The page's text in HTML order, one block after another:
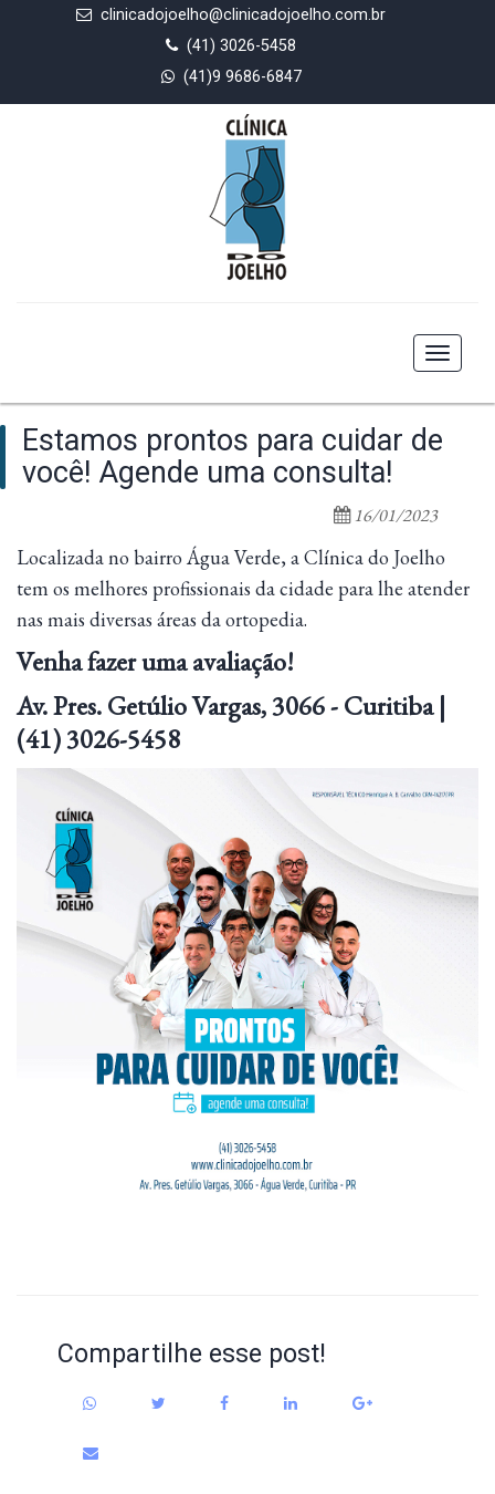
clinicadojoelho@clinicadojoelho.com.br
(41) 3026-5458
(41)9 9686-6847
Toggle
Estamos prontos para cuidar de
você! Agende uma consulta!
16/01/2023
Localizada no bairro Água Verde, a Clínica do Joelho
tem os melhores profissionais da cidade para lhe atender
nas mais diversas áreas da ortopedia.
Venha fazer uma avaliação!
Av. Pres. Getúlio Vargas, 3066 - Curitiba |
(41) 3026-5458
Compartilhe esse post!